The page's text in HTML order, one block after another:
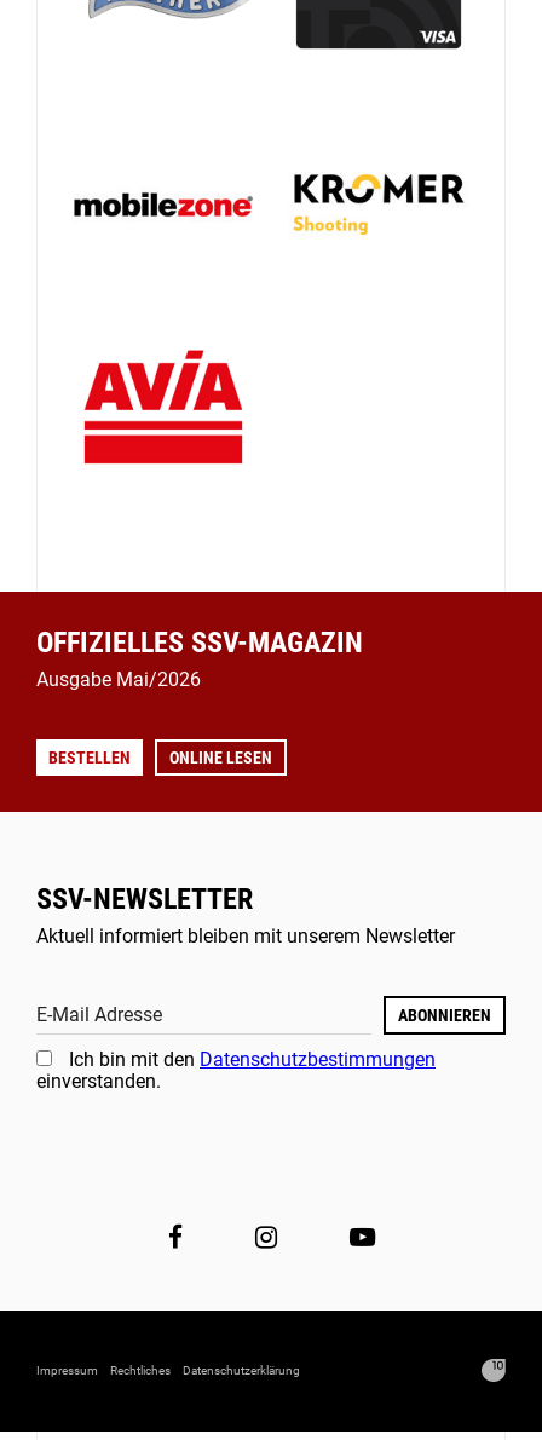
OFFIZIELLES SSV-MAGAZIN
Ausgabe Mai/2026
BESTELLEN ONLINE LESEN
SSV-NEWSLETTER
Aktuell informiert bleiben mit unserem Newsletter
E-Mail Adresse ABONNIEREN
Ich bin mit den Datenschutzbestimmungen
einverstanden.
Impressum Rechtliches Datenschutzerklärung